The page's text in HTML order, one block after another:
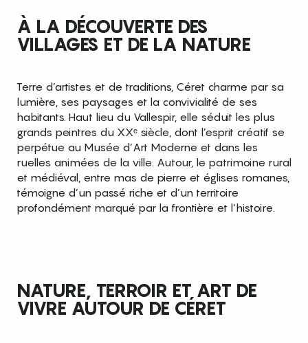
5 Agenda
À LA DÉCOUVERTE DES
VILLAGES ET DE LA NATURE
Terre d’artistes et de traditions, Céret charme par sa
lumière, ses paysages et la convivialité de ses
habitants. Haut lieu du Vallespir, elle séduit les plus
grands peintres du XXᵉ siècle, dont l’esprit créatif se
perpétue au Musée d’Art Moderne et dans les
ruelles animées de la ville. Autour, le patrimoine rural
et médiéval, entre mas de pierre et églises romanes,
témoigne d’un passé riche et d’un territoire
profondément marqué par la frontière et l’histoire.
NATURE, TERROIR ET ART DE
VIVRE AUTOUR DE CÉRET